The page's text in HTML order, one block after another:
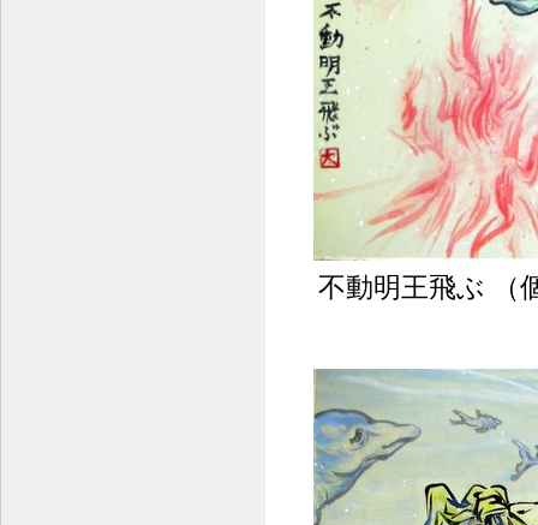
不動明王飛ぶ （